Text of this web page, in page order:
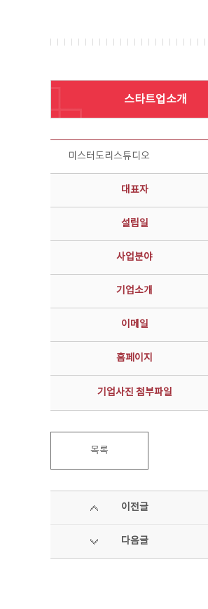
스타트업소개
스타트업 기업소개 상세보기 - 제목, 담당부서, 담당자, 담당연락처, 내용, 첨부파일 정보 제공
미스터도리스튜디오
대표자
설립일
사업분야
기업소개
이메일
홈페이지
기업사진 첨부파일
목록
이전글
다음글